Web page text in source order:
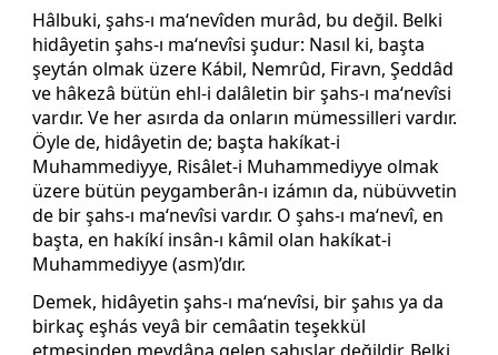
Hâlbuki, şahs-ı ma‘nevîden murâd, bu değil. Belki
hidâyetin şahs-ı ma‘nevîsi şudur: Nasıl ki, başta
şeytán olmak üzere Kábil, Nemrûd, Firavn, Şeddâd
ve hâkezâ bütün ehl-i dalâletin bir şahs-ı ma‘nevîsi
vardır. Ve her asırda da onların mümessilleri vardır.
Öyle de, hidâyetin de; başta hakíkat-i
Muhammediyye, Risâlet-i Muhammediyye olmak
üzere bütün peygamberân-ı izámın da, nübüvvetin
de bir şahs-ı ma‘nevîsi vardır. O şahs-ı ma‘nevî, en
başta, en hakíkí insân-ı kâmil olan hakíkat-i
Muhammediyye (asm)’dır.
Demek, hidâyetin şahs-ı ma‘nevîsi, bir şahıs ya da
birkaç eşhás veyâ bir cemâatin teşekkül